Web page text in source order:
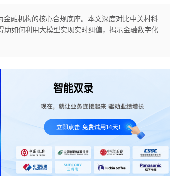
融机构的核心合规底座。本文深度对比中关村科
助如何利用大模型实现实时纠偏，揭示金融数字化
智能双录